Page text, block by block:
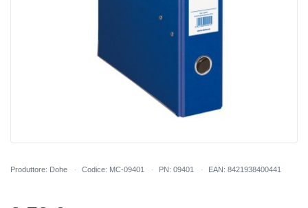
Produttore: Dohe Codice: MC-09401 PN: 09401 EAN: 8421938400441